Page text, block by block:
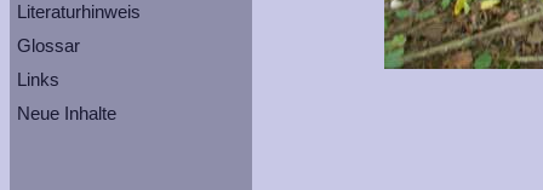
Literaturhinweis
Glossar
Links
Neue Inhalte